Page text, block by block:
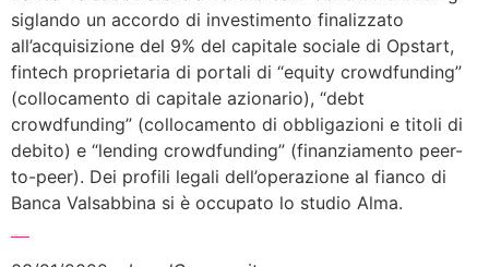
siglando un accordo di investimento finalizzato
all’acquisizione del 9% del capitale sociale di Opstart,
fintech proprietaria di portali di “equity crowdfunding”
(collocamento di capitale azionario), “debt
crowdfunding” (collocamento di obbligazioni e titoli di
debito) e “lending crowdfunding” (finanziamento peer-
to-peer). Dei profili legali dell’operazione al fianco di
Banca Valsabbina si è occupato lo studio Alma.